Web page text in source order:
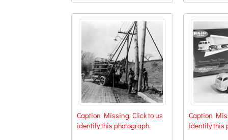
Caption Missing. Click to us
identify this photograph.
Caption
identify this